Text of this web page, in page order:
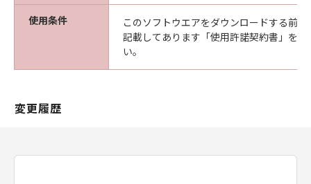
使用条件
このソフトウエアをダウンロードする前
記載してあります「使用許諾契約書」を
い。
変更履歴